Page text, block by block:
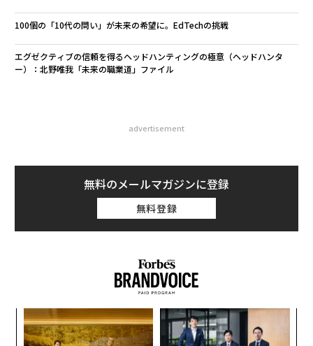
100個の「10代の問い」が未来の希望に。EdTechの挑戦
エグゼクティブの信頼を得るヘッドハンティングの極意（ヘッドハンタ
ー）：北野唯我「未来の職業道」ファイル
advertisement
無料のメールマガジンに登録
無料登録